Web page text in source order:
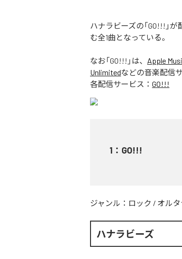
ハナラビーズの「GO!!!」
む全1曲となっている。
なお「GO!!! 」は、 Apple
Unlimitedなどの音楽配信
各配信サービス： GO!!!
1 ： GO!!!
ジャンル： ロック / オル
ハナラビーズ